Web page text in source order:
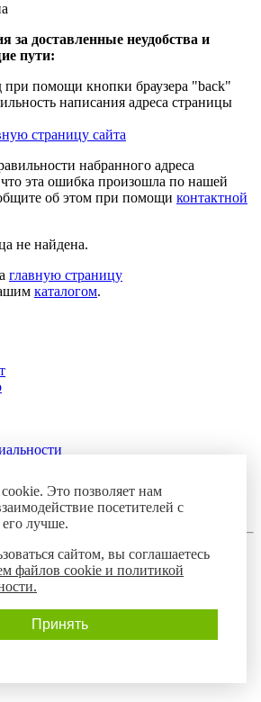
доставленные неудобства и
пути:
при помощи кнопки браузера "back"
написания адреса страницы
страницу сайта
набранного адреса
эта ошибка произошла по нашей
об этом при помощи контактной
не найдена.
главную страницу
каталогом.
на обработку персональных
на то, что данный интернет-сайт
характер и ни при
размещенные на нем, не
определяемой положениями
законодательства Российской
Это позволяет нам
посетителей с
лучше.
сайтом, вы соглашаетесь
файлов cookie и политикой
Принять